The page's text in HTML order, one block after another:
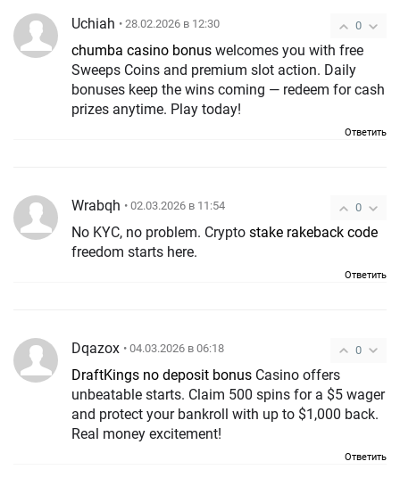
0
Uchiah • 28.02.2026 в 12:30
chumba casino bonus welcomes you with free
Sweeps Coins and premium slot action. Daily
bonuses keep the wins coming — redeem for cash
prizes anytime. Play today!
Ответить
0
Wrabqh • 02.03.2026 в 11:54
No KYC, no problem. Crypto stake rakeback code
freedom starts here.
Ответить
0
Dqazox • 04.03.2026 в 06:18
DraftKings no deposit bonus Casino offers
unbeatable starts. Claim 500 spins for a $5 wager
and protect your bankroll with up to $1,000 back.
Real money excitement!
Ответить